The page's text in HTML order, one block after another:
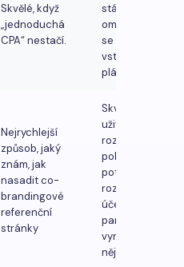
Skvělé, když
„jednoduchá
CPA“ nestačí.
stále jeví jako
omezené, co
se týče
vstupních
plánů
Nejrychlejší
způsob, jaký
znám, jak
nasadit co-
brandingové
referenční
stránky
Skvělé
uživatelské
rozhraní, ale
pokud budete
potřebovat
rozsáhlé
účetnictví
partnerů,
vyroste vám z
něj.